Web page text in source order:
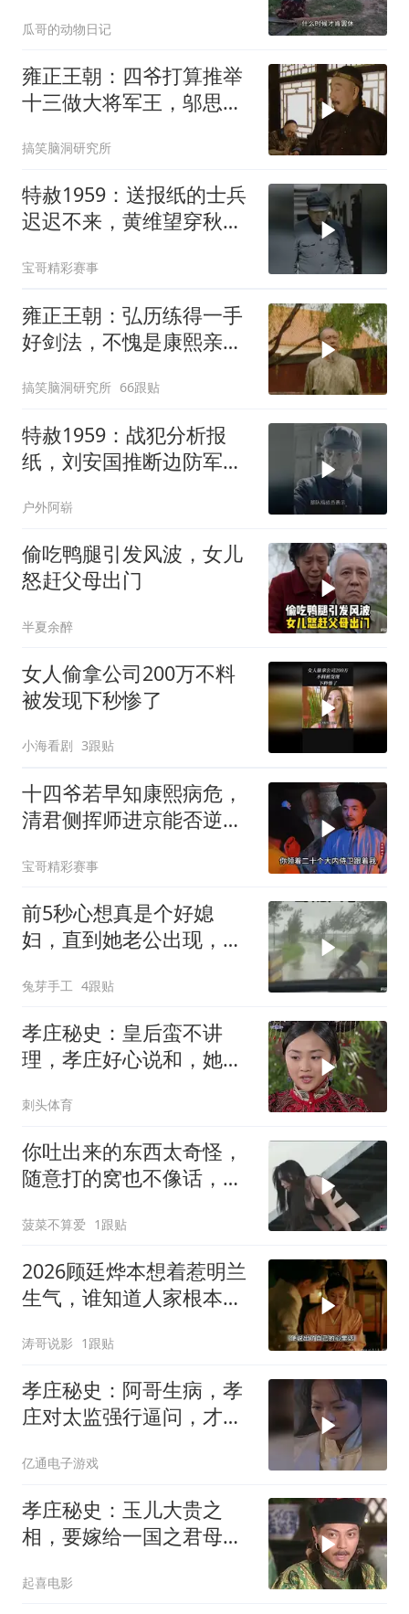
瓜哥的动物日记
雍正王朝：四爷打算推举
十三做大将军王，邬思道
搞笑脑洞研究所
特赦1959：送报纸的士兵
迟迟不来，黄维望穿秋
宝哥精彩赛事
雍正王朝：弘历练得一手
好剑法，不愧是康熙亲自
搞笑脑洞研究所 66跟贴
特赦1959：战犯分析报
纸，刘安国推断边防军是
情报军官
户外阿崭
偷吃鸭腿引发风波，女儿
怒赶父母出门
半夏余醉
女人偷拿公司200万不料
被发现下秒惨了
小海看剧 3跟贴
十四爷若早知康熙病危，
清君侧挥师进京能否逆转
宝哥精彩赛事
前5秒心想真是个好媳
妇，直到她老公出现，不
兔芽手工 4跟贴
孝庄秘史：皇后蛮不讲
理，孝庄好心说和，她却
刺头体育
你吐出来的东西太奇怪，
随意打的窝也不像话，这
菠菜不算爱 1跟贴
2026顾廷烨本想着惹明兰
生气，谁知道人家根本没
涛哥说影 1跟贴
孝庄秘史：阿哥生病，孝
庄对太监强行逼问，才知
亿通电子游戏
孝庄秘史：玉儿大贵之
相，要嫁给一国之君母仪
起喜电影